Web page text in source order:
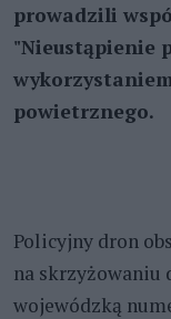
prowadzili
"Nieustąpienie
powietrznego.
Policyjny dron
na skrzyżowaniu
wojewódzką